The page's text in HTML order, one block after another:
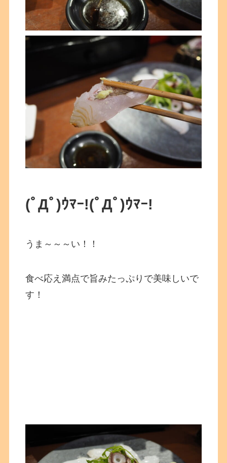
(ﾟДﾟ)ｳﾏｰ!(ﾟДﾟ)ｳﾏｰ!
うま～～～い！！
食べ応え満点で旨みたっぷりで美味しいで
す！